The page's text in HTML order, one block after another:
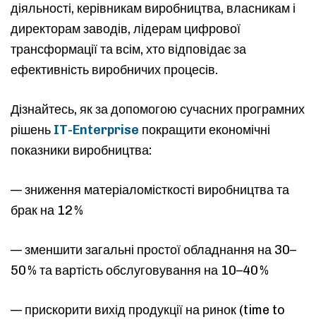
діяльності​, керівникам виробництва​, власникам і
директорам заводів​, лідерам цифрової
трансформації та всім, хто відповідає за
ефективність виробничих процесів.​
Дізнайтесь, як за допомогою сучасних програмних
рішень IT-Enterprise покращити економічні
показники виробництва:
— зниження матеріаломісткості виробництва та
брак на 12 %
— зменшити загальні простої обладнання на 30–
50 % та вартість обслуговування на 10–40 %
— прискорити вихід продукції на ринок (time to